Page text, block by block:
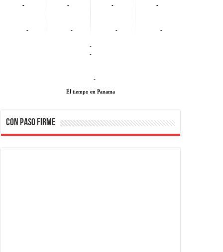
-
-
-
-
-
-
-
-
-
-
-
El tiempo en Panama
CON PASO FIRME